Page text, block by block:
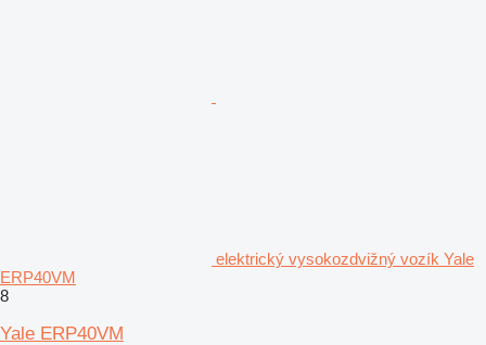
elektrický vysokozdvižný vozík Yale
ERP40VM
8
Yale ERP40VM